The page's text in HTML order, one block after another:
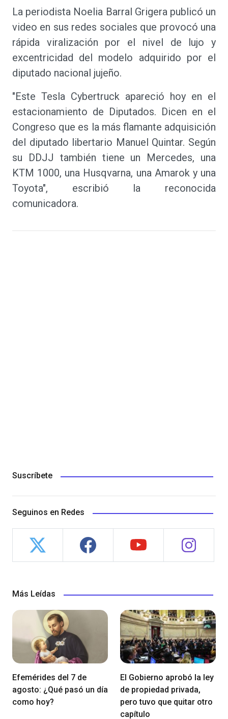
La periodista Noelia Barral Grigera publicó un
video en sus redes sociales que provocó una
rápida viralización por el nivel de lujo y
excentricidad del modelo adquirido por el
diputado nacional jujeño.
"Este Tesla Cybertruck apareció hoy en el
estacionamiento de Diputados. Dicen en el
Congreso que es la más flamante adquisición
del diputado libertario Manuel Quintar. Según
su DDJJ también tiene un Mercedes, una
KTM 1000, una Husqvarna, una Amarok y una
Toyota", escribió la reconocida
comunicadora.
Suscríbete
Seguinos en Redes
Más Leídas
Efemérides del 7 de
agosto: ¿Qué pasó un día
como hoy?
El Gobierno aprobó la ley
de propiedad privada,
pero tuvo que quitar otro
capítulo